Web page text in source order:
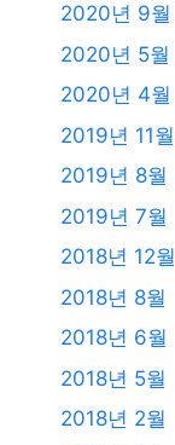
2020년 9월
2020년 5월
2020년 4월
2019년 11월
2019년 8월
2019년 7월
2018년 12월
2018년 8월
2018년 6월
2018년 5월
2018년 2월